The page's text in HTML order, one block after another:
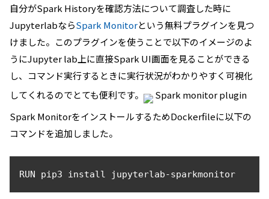
自分がSpark Historyを確認方法について調査した時に
JupyterlabならSpark Monitorという無料プラグインを見つ
けました。このプラグインを使うことで以下のイメージのよ
うにJupyter lab上に直接Spark UI画面を見ることができる
し、コマンド実行するときに実行状況がわかりやすく可視化
してくれるのでとても便利です。
Spark monitor plugin
Spark MonitorをインストールするためDockerfileに以下の
コマンドを追加しました。